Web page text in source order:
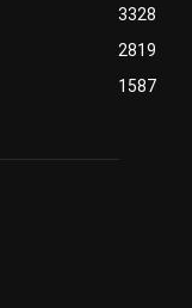
3328
2819
1587